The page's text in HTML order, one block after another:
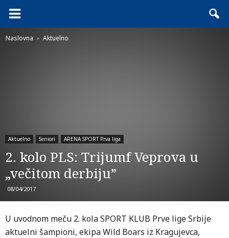
Naslovna Aktuelno
Aktuelno Seniori ARENA SPORT Prva liga
2. kolo PLS: Trijumf Veprova u
„večitom derbiju”
08/04/2017
U uvodnom meču 2. kola SPORT KLUB Prve lige Srbije
aktuelni šampioni, ekipa Wild Boars iz Kragujevca,